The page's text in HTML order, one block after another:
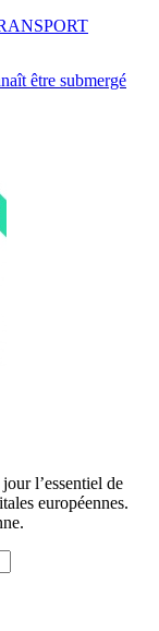
être submergé
l’essentiel de
européennes.